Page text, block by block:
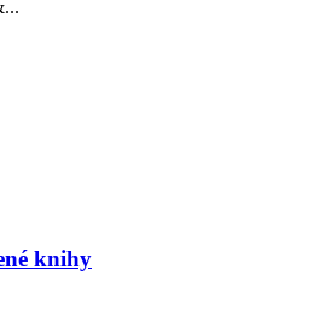
knihy